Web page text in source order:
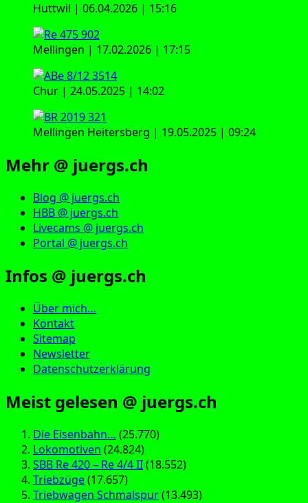
Huttwil | 06.04.2026 | 15:16
Mellingen | 17.02.2026 | 17:15
Chur | 24.05.2025 | 14:02
Mellingen Heitersberg | 19.05.2025 | 09:24
Mehr @ juergs.ch
Blog @ juergs.ch
HBB @ juergs.ch
Livecams @ juergs.ch
Portal @ juergs.ch
Infos @ juergs.ch
Über mich…
Kontakt
Sitemap
Newsletter
Datenschutzerklärung
Meist gelesen @ juergs.ch
Die Eisenbahn… (25.770)
Lokomotiven (24.824)
SBB Re 420 – Re 4/4 II(18.552)
Triebzüge(17.657)
Triebwagen Schmalspur(13.493)